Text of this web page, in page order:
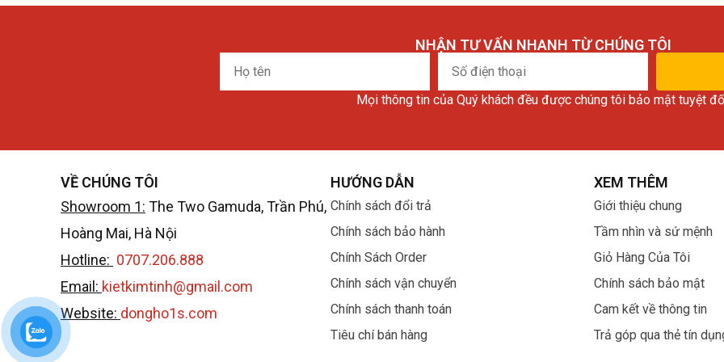
NHẬN TƯ VẤN NHANH TỪ CHÚNG TÔI
Họ
tên
Số
điện
Mọi thông tin của Quý khách đều được chúng tôi bảo mật tuyệt
VỀ CHÚNG TÔI
Showroom 1: The Two Gamuda, Trần Phú,
Hoàng Mai, Hà Nội
Hotline: 0707.206.888
Email: kietkimtinh@gmail.com
Website: dongho1s.com
HƯỚNG DẪN
Chính sách đổi trả
Chính sách bảo hành
Chính Sách Order
Chính sách vận chuyển
Chính sách thanh toán
Tiêu chí bán hàng
XEM THÊM
Giới thiệu chung
Tầm nhìn và sứ mệnh
Giỏ Hàng Của Tôi
Chính sách bảo mật
Cam kết về thông tin
Trả góp qua thẻ tín